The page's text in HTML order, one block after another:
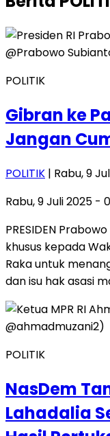
POLITIK
Gibran ke
Jangan
POLITIK | Rabu, 9
Rabu, 9 Juli 2025 -
PRESIDEN
khusus kepada
Raka untuk
dan isu hak asasi
POLITIK
NasDem
Lahadalia